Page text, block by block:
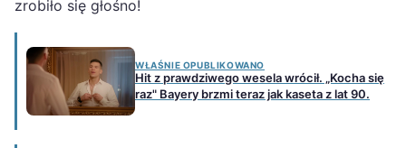
zrobiło się głośno!
WŁAŚNIE OPUBLIKOWANO
Hit z prawdziwego wesela wrócił. „Kocha się
raz" Bayery brzmi teraz jak kaseta z lat 90.